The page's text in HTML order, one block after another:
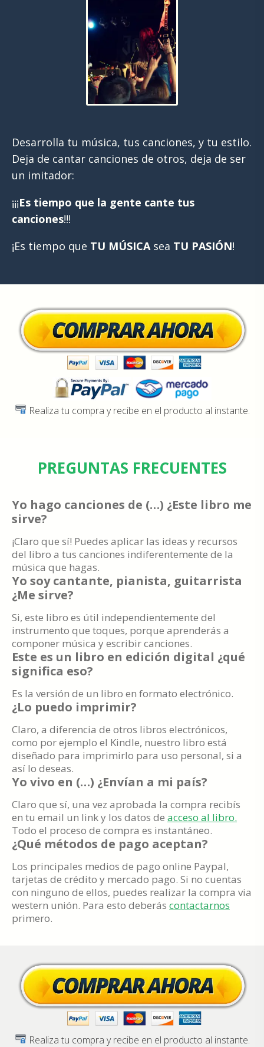
Desarrolla tu música, tus canciones, y tu estilo.
Deja de cantar canciones de otros, deja de ser
un imitador:
¡¡¡Es tiempo que la gente cante tus
canciones!!!
¡Es tiempo que TU MÚSICAsea TU PASIÓN!
Realiza tu compra y recibe en el producto al instante.
PREGUNTAS FRECUENTES
Yo hago canciones de (…) ¿Este libro me
sirve?
¡Claro que sí! Puedes aplicar las ideas y recursos
del libro a tus canciones indiferentemente de la
música que hagas.
Yo soy cantante, pianista, guitarrista
¿Me sirve?
Si, este libro es útil independientemente del
instrumento que toques, porque aprenderás a
componer música y escribir canciones.
Este es un libro en edición digital ¿qué
significa eso?
Es la versión de un libro en formato electrónico.
¿Lo puedo imprimir?
Claro, a diferencia de otros libros electrónicos,
como por ejemplo el Kindle, nuestro libro está
diseñado para imprimirlo para uso personal, si a
así lo deseas.
Yo vivo en (…) ¿Envían a mi país?
Claro que sí, una vez aprobada la compra recibís
en tu email un link y los datos de acceso al libro.
Todo el proceso de compra es instantáneo.
¿Qué métodos de pago aceptan?
Los principales medios de pago online Paypal,
tarjetas de crédito y mercado pago. Si no cuentas
con ninguno de ellos, puedes realizar la compra via
western unión. Para esto deberás contactarnos
primero.
Realiza tu compra y recibe en el producto al instante.